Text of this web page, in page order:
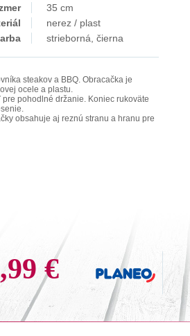
35 cm
nerez / plast
strieborná, čierna
steakov a BBQ. Obracačka je
ocele a plastu.
pre pohodlné držanie. Koniec rukoväte
obsahuje aj reznú stranu a hranu pre
€